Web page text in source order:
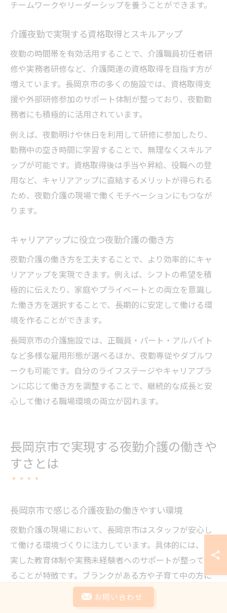
チームワークやリーダーシップを養うことができます。
介護夜勤で実現する資格取得とスキルアップ
夜勤の時間帯を有効活用することで、介護職員初任者研
修や実務者研修など、介護関連の資格取得を目指す方が
増えています。長岡京市の多くの施設では、資格取得支
援や外部研修参加のサポート体制が整っており、夜勤勤
務者にも積極的に活用されています。
例えば、夜勤明けや休日を利用して研修に参加したり、
勤務中の空き時間に学習することで、無理なくスキルア
ップが可能です。資格取得後は手当や昇給、役職への登
用など、キャリアアップに直結するメリットが得られる
ため、夜勤介護の現場で働くモチベーションにもつなが
ります。
キャリアアップに役立つ夜勤介護の働き方
夜勤介護の働き方を工夫することで、より効率的にキャ
リアアップを実現できます。例えば、シフトの希望を積
極的に伝えたり、家庭やプライベートとの両立を意識し
た働き方を選択することで、長期的に安定して働ける環
境を作ることができます。
長岡京市の介護施設では、正職員・パート・アルバイト
など多様な雇用形態が選べるほか、夜勤専従やダブルワ
ークも可能です。自分のライフステージやキャリアプラ
ンに応じて働き方を調整することで、継続的な成長と安
心して働ける職場環境の両立が図れます。
長岡京市で実現する夜勤介護の働きや
すさとは
長岡京市で感じる介護夜勤の働きやすい環境
夜勤介護の現場において、長岡京市はスタッフが安心し
て働ける環境づくりに注力しています。具体的には、充
実した教育体制や実務未経験者へのサポートが整ってい
ることが特徴です。ブランクがある方や子育て中の方に
も柔軟なシフト調整が可能で、生活リズムに合わせた働
き方ができる点が評価されています。
お問い合わせ